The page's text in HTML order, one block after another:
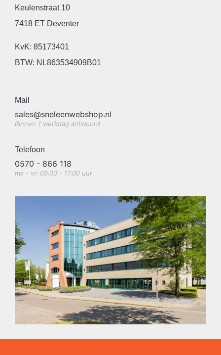
Keulenstraat 10
7418 ET Deventer
KvK: 85173401
BTW: NL863534909B01
Mail
sales@sneleenwebshop.nl
Binnen 1 werkdag antwoord
Telefoon
0570 - 866 118
ma - vr: 09:00 - 17:00 uur